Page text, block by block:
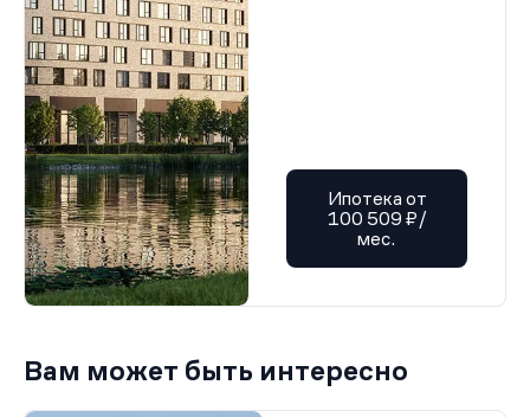
Ипотека от
100 509 ₽/
мес.
Вам может быть интересно